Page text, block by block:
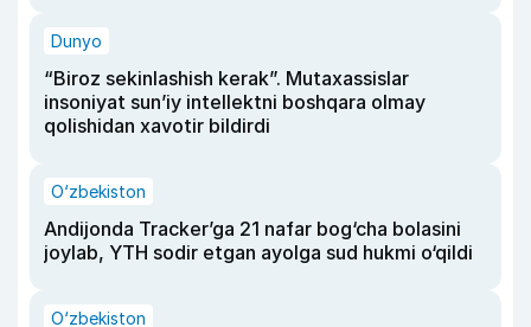
Dunyo
“Biroz sekinlashish kerak”. Mutaxassislar
insoniyat sun’iy intellektni boshqara olmay
qolishidan xavotir bildirdi
O‘zbekiston
Andijonda Tracker’ga 21 nafar bog‘cha bolasini
joylab, YTH sodir etgan ayolga sud hukmi o‘qildi
O‘zbekiston